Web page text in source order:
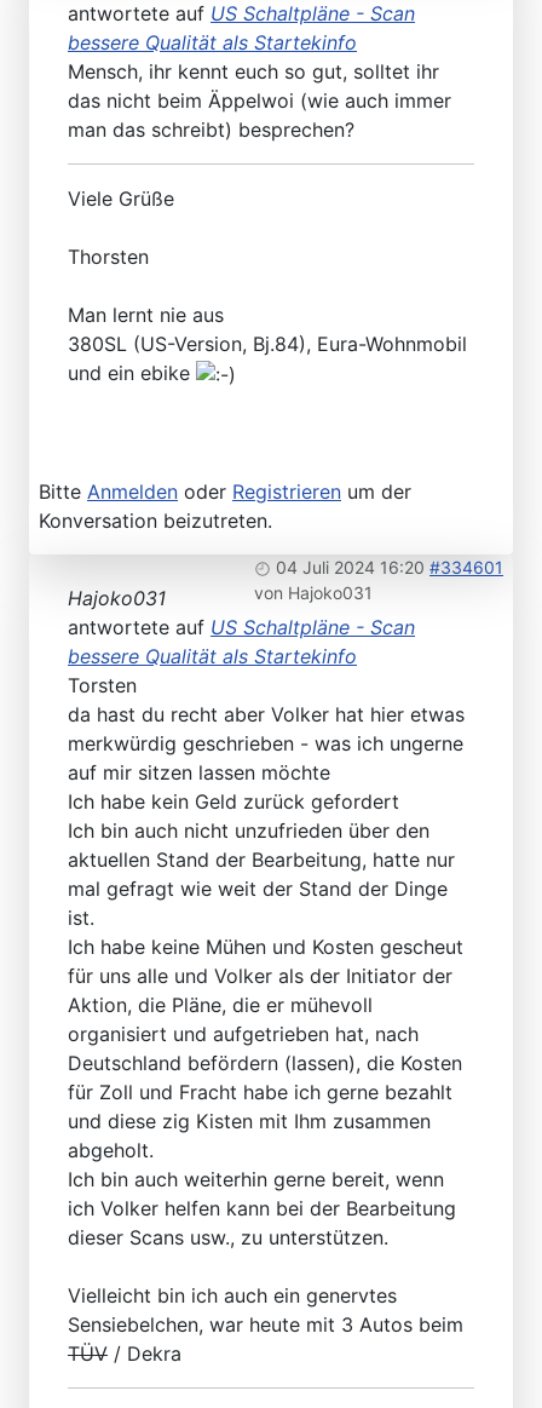
antwortete auf US Schaltpläne - Scan
bessere Qualität als Startekinfo
Mensch, ihr kennt euch so gut, solltet ihr
das nicht beim Äppelwoi (wie auch immer
man das schreibt) besprechen?
Viele Grüße
Thorsten
Man lernt nie aus
380SL (US-Version, Bj.84), Eura-Wohnmobil
und ein ebike
Bitte Anmelden oder Registrieren um der
Konversation beizutreten.
04 Juli 2024 16:20 #334601
von Hajoko031
Hajoko031
antwortete auf US Schaltpläne - Scan
bessere Qualität als Startekinfo
Torsten
da hast du recht aber Volker hat hier etwas
merkwürdig geschrieben - was ich ungerne
auf mir sitzen lassen möchte
Ich habe kein Geld zurück gefordert
Ich bin auch nicht unzufrieden über den
aktuellen Stand der Bearbeitung, hatte nur
mal gefragt wie weit der Stand der Dinge
ist.
Ich habe keine Mühen und Kosten gescheut
für uns alle und Volker als der Initiator der
Aktion, die Pläne, die er mühevoll
organisiert und aufgetrieben hat, nach
Deutschland befördern (lassen), die Kosten
für Zoll und Fracht habe ich gerne bezahlt
und diese zig Kisten mit Ihm zusammen
abgeholt.
Ich bin auch weiterhin gerne bereit, wenn
ich Volker helfen kann bei der Bearbeitung
dieser Scans usw., zu unterstützen.
Vielleicht bin ich auch ein genervtes
Sensiebelchen, war heute mit 3 Autos beim
TÜV / Dekra